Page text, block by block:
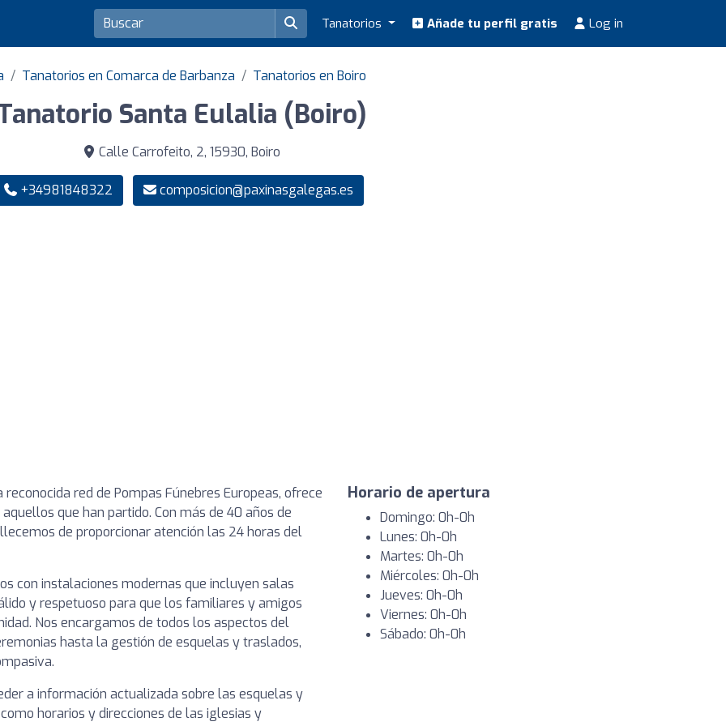
Tanatorios Añade tu perfil gratis Log in
Tanatorios en Comarca de Barbanza Tanatorios en Boiro
Santa Eulalia (Boiro)
Calle Carrofeito, 2, 15930, Boiro
+34981848322 composicion@paxinasgalegas.es
red de Pompas Fúnebres Europeas, ofrece
que han partido. Con más de 40 años de
de proporcionar atención las 24 horas del
con instalaciones modernas que incluyen salas
y respetuoso para que los familiares y amigos
Nos encargamos de todos los aspectos del
hasta la gestión de esquelas y traslados,
a información actualizada sobre las esquelas y
horarios y direcciones de las iglesias y
Horario de apertura
Domingo: 0h-0h
Lunes: 0h-0h
Martes: 0h-0h
Miércoles: 0h-0h
Jueves: 0h-0h
Viernes: 0h-0h
Sábado: 0h-0h